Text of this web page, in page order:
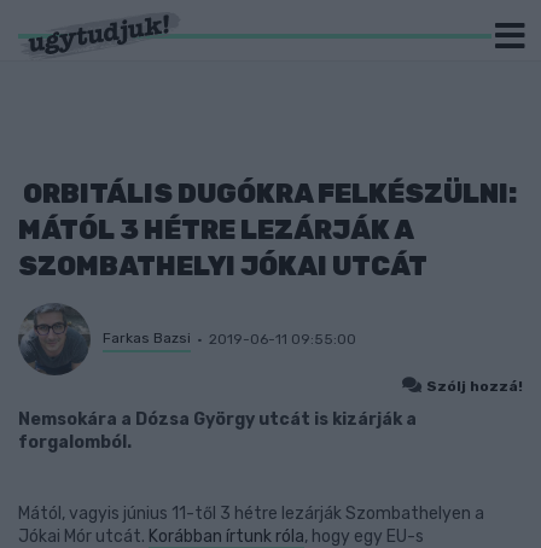
ORBITÁLIS DUGÓKRA FELKÉSZÜLNI:
MÁTÓL 3 HÉTRE LEZÁRJÁK A
SZOMBATHELYI JÓKAI UTCÁT
Farkas Bazsi 2019-06-11 09:55:00
Szólj hozzá!
Nemsokára a Dózsa György utcát is kizárják a
forgalomból.
Mától, vagyis június 11-től 3 hétre lezárják Szombathelyen a
Jókai Mór utcát. Korábban írtunk róla, hogy egy EU-s